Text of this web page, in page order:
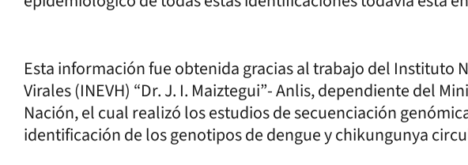
Esta información fue obtenida gracias al trabajo del Instituto
Virales (INEVH) “Dr. J. I. Maiztegui”- Anlis, dependiente del
Nación, el cual realizó los estudios de secuenciación
identificación de los genotipos de dengue y chikungunya